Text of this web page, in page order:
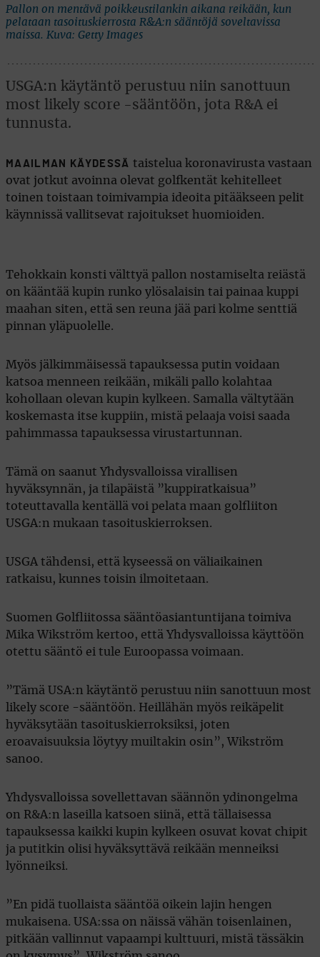
Pallon on mentävä poikkeustilankin aikana reikään, kun
pelataan tasoituskierrosta R&A:n sääntöjä soveltavissa
maissa. Kuva: Getty Images
USGA:n käytäntö perustuu niin sanottuun
most likely score -sääntöön, jota R&A ei
tunnusta.
MAAILMAN KÄYDESSÄ taistelua koronavirusta vastaan
ovat jotkut avoinna olevat golfkentät kehitelleet
toinen toistaan toimivampia ideoita pitääkseen pelit
käynnissä vallitsevat rajoitukset huomioiden.
Tehokkain konsti välttyä pallon nostamiselta reiästä
on kääntää kupin runko ylösalaisin tai painaa kuppi
maahan siten, että sen reuna jää pari kolme senttiä
pinnan yläpuolelle.
Myös jälkimmäisessä tapauksessa putin voidaan
katsoa menneen reikään, mikäli pallo kolahtaa
kohollaan olevan kupin kylkeen. Samalla vältytään
koskemasta itse kuppiin, mistä pelaaja voisi saada
pahimmassa tapauksessa virustartunnan.
Tämä on saanut Yhdysvalloissa virallisen
hyväksynnän, ja tilapäistä ”kuppiratkaisua”
toteuttavalla kentällä voi pelata maan golfliiton
USGA:n mukaan tasoituskierroksen.
USGA tähdensi, että kyseessä on väliaikainen
ratkaisu, kunnes toisin ilmoitetaan.
Suomen Golfliitossa sääntöasiantuntijana toimiva
Mika Wikström kertoo, että Yhdysvalloissa käyttöön
otettu sääntö ei tule Euroopassa voimaan.
”Tämä USA:n käytäntö perustuu niin sanottuun most
likely score -sääntöön. Heillähän myös reikäpelit
hyväksytään tasoituskierroksiksi, joten
eroavaisuuksia löytyy muiltakin osin”, Wikström
sanoo.
Yhdysvalloissa sovellettavan säännön ydinongelma
on R&A:n laseilla katsoen siinä, että tällaisessa
tapauksessa kaikki kupin kylkeen osuvat kovat chipit
ja putitkin olisi hyväksyttävä reikään menneiksi
lyönneiksi.
”En pidä tuollaista sääntöä oikein lajin hengen
mukaisena. USA:ssa on näissä vähän toisenlainen,
pitkään vallinnut vapaampi kulttuuri, mistä tässäkin